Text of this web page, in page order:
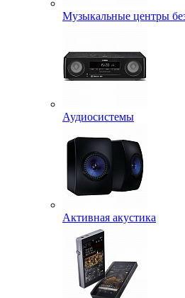
Музыкальные центры
Аудиосистемы
Активная акустика